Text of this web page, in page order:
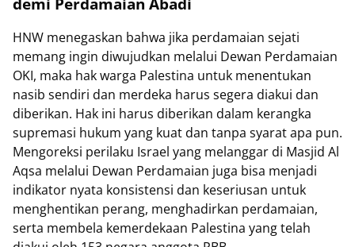
HNW menegaskan bahwa jika perdamaian sejati
memang ingin diwujudkan melalui Dewan Perdamaian
OKI, maka hak warga Palestina untuk menentukan
nasib sendiri dan merdeka harus segera diakui dan
diberikan. Hak ini harus diberikan dalam kerangka
supremasi hukum yang kuat dan tanpa syarat apa pun.
Mengoreksi perilaku Israel yang melanggar di Masjid Al
Aqsa melalui Dewan Perdamaian juga bisa menjadi
indikator nyata konsistensi dan keseriusan untuk
menghentikan perang, menghadirkan perdamaian,
serta membela kemerdekaan Palestina yang telah